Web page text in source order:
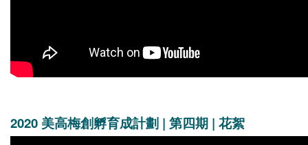
2020 美高梅創孵育成計劃 | 第四期 | 花絮